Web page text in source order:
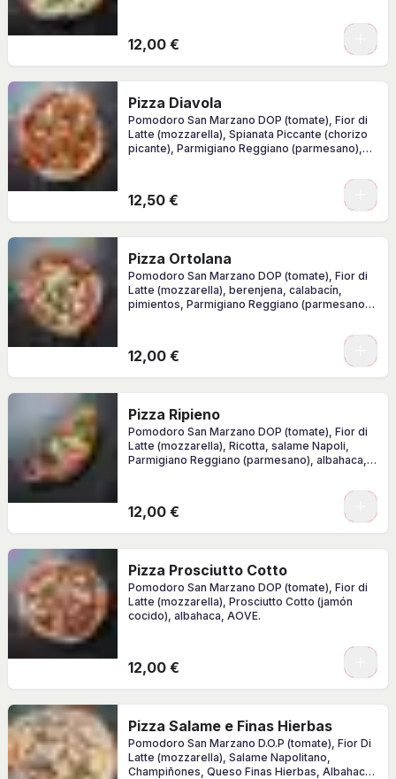
12,00 €
Pizza Diavola
Pomodoro San Marzano DOP (tomate), Fior di
Latte (mozzarella), Spianata Piccante (chorizo
picante), Parmigiano Reggiano (parmesano),
12,50 €
Pizza Ortolana
Pomodoro San Marzano DOP (tomate), Fior di
Latte (mozzarella), berenjena, calabacín,
pimientos, Parmigiano Reggiano (parmesano),
12,00 €
Pizza Ripieno
Pomodoro San Marzano DOP (tomate), Fior di
Latte (mozzarella), Ricotta, salame Napoli,
Parmigiano Reggiano (parmesano), albahaca,
12,00 €
Pizza Prosciutto Cotto
Pomodoro San Marzano DOP (tomate), Fior di
Latte (mozzarella), Prosciutto Cotto (jamón
cocido), albahaca, AOVE.
12,00 €
Pizza Salame e Finas Hierbas
Pomodoro San Marzano D.O.P (tomate), Fior Di
Latte (mozzarella), Salame Napolitano,
Champiñones, Queso Finas Hierbas, Albahaca